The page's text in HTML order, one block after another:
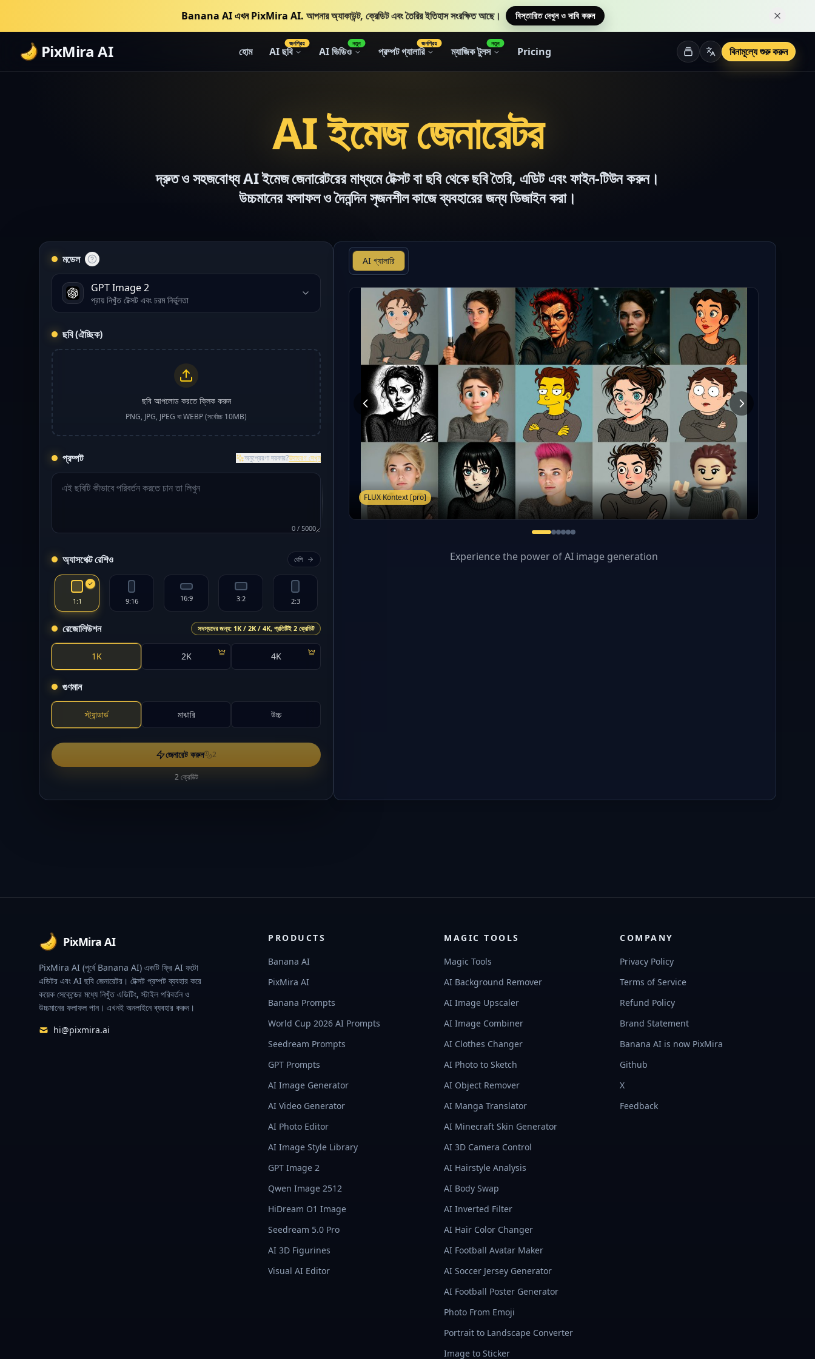
Banana AI এখন PixMira AI. আপনার অ্যাকাউন্ট, ক্রেডিট এবং তৈরির ইতিহাস সংরক্ষিত আছে। বিস্তারিত দেখুন ও দাবি করুন এই
PixMira AI হোম AI ছবি
জনপ্রিয়
AI ভিডিও
নতুন
প্রম্পট গ্যালারি
জনপ্রিয়
ম্যাজিক টুলস
নতুন
Pricing বিনামূল্যে শুরু করুন
AI ইমেজ জেনারেটর
দ্রুত ও সহজবোধ্য AI ইমেজ জেনারেটরের মাধ্যমে টেক্সট বা ছবি থেকে ছবি তৈরি, এডিট এবং ফাইন-টিউন করুন।
উচ্চমানের ফলাফল ও দৈনন্দিন সৃজনশীল কাজে ব্যবহারের জন্য ডিজাইন করা।
মডেল
GPT Image 2
প্রায় নিখুঁত টেক্সট এবং চরম নির্ভুলতা
ছবি (ঐচ্ছিক)
ছবি আপলোড করতে ক্লিক করুন
PNG, JPG, JPEG বা WEBP (সর্বোচ্চ 10MB)
প্রম্পট অনুপ্রেরণা দরকার?উদাহরণ দেখুন
0 /5000
অ্যাসপেক্ট রেশিও বেশি
1:1 9:16 16:9 3:2 2:3
রেজোলিউশন সদস্যদের জন্য: 1K / 2K / 4K, প্রতিটিই 2 ক্রেডিট
1K 2K 4K
গুণমান
স্ট্যান্ডার্ড মাঝারি উচ্চ
জেনারেট করুন 2
2 ক্রেডিট
AI গ্যালারি
FLUX Kontext [pro]
Experience the power of AI image generation
Footer
PixMira AI
PixMira AI (পূর্বে Banana AI) একটি ফ্রি AI ফটো
এডিটর এবং AI ছবি জেনারেটর। টেক্সট প্রম্পট ব্যবহার করে
কয়েক সেকেন্ডের মধ্যে নিখুঁত এডিটিং, স্টাইল পরিবর্তন ও
উচ্চমানের ফলাফল পান। এখনই অনলাইনে ব্যবহার করুন।
hi@pixmira.ai
PRODUCTS
Banana AI
PixMira AI
Banana Prompts
World Cup 2026 AI Prompts
Seedream Prompts
GPT Prompts
AI Image Generator
AI Video Generator
AI Photo Editor
AI Image Style Library
GPT Image 2
Qwen Image 2512
HiDream O1 Image
Seedream 5.0 Pro
AI 3D Figurines
Visual AI Editor
MAGIC TOOLS
Magic Tools
AI Background Remover
AI Image Upscaler
AI Image Combiner
AI Clothes Changer
AI Photo to Sketch
AI Object Remover
AI Manga Translator
AI Minecraft Skin Generator
AI 3D Camera Control
AI Hairstyle Analysis
AI Body Swap
AI Inverted Filter
AI Hair Color Changer
AI Football Avatar Maker
AI Soccer Jersey Generator
AI Football Poster Generator
Photo From Emoji
Portrait to Landscape Converter
Image to Sticker
COMPANY
Privacy Policy
Terms of Service
Refund Policy
Brand Statement
Banana AI is now PixMira
Github
X
Feedback